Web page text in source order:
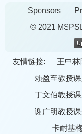
Sponsors
© 2021
友情链接: 王中林
賴盈至教授课
丁文伯教授课
谢广明教授课
卡耐基